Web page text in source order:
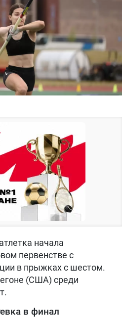
начала
первенстве с
в прыжках с шестом.
(США) среди
в финал